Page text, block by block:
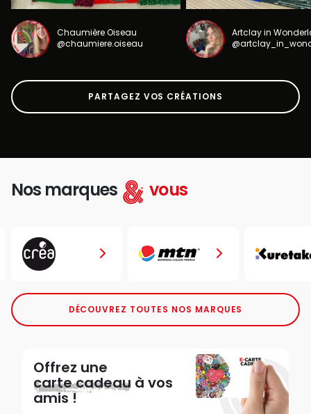
Chaumière Oiseau
@chaumiere.oiseau
Artclay in
PARTAGEZ VOS CRÉATIONS
Nos marques vous
DÉCOUVREZ TOUTES NOS MARQUES
Offrez une
carte cadeau à vos
amis !